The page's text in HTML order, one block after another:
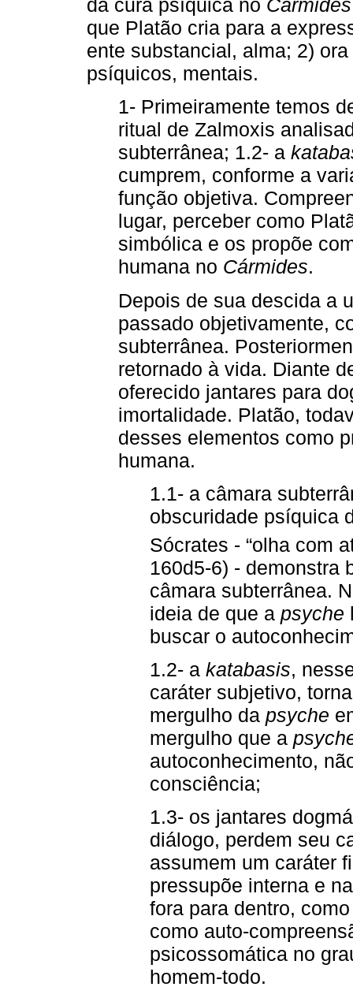
da cura psíquica no Cármides
que Platão cria para a
ente substancial, alma; 2)
psíquicos, mentais.
1- Primeiramente temos
ritual de Zalmoxis
subterrânea; 1.2- a
cumprem, conforme a
função objetiva.
lugar, perceber como
simbólica e os propõe
humana no Cármides.
Depois de sua descida a
passado objetivamente,
subterrânea.
retornado à vida. Diante
oferecido jantares para
imortalidade. Platão,
desses elementos como
humana.
1.1- a câmara
obscuridade psíquica
Sócrates - “olha com
160d5-6) - demonstra
câmara subterrânea.
ideia de que a psyche
buscar o
1.2- a katabasis,
caráter subjetivo,
mergulho da psyche
mergulho que a
autoconhecimento,
consciência;
1.3- os jantares
diálogo, perdem seu
assumem um caráter
pressupõe interna e
fora para dentro,
como auto-
psicossomática no
homem-todo.